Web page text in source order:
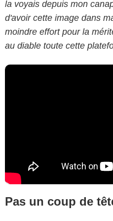
la voyais depuis mon
d'avoir cette image dans
moindre effort pour la
au diable toute cette
Pas un coup de